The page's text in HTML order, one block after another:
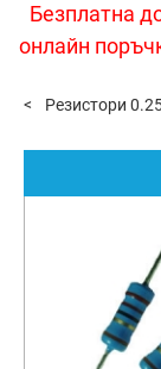
Безплатна
онлайн
Резистори